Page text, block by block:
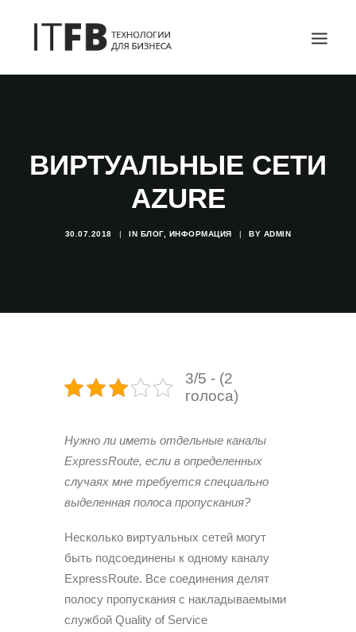
АДМИНИСТРИРОВАНИЕ СЕРВЕРОВ
ОТЗЫВЫ
ВИРТУАЛЬНЫЕ СЕТИ
AZURE
30.07.2018 | IN БЛОГ, ИНФОРМАЦИЯ | BY ADMIN
3/5 - (2
голоса)
Нужно ли иметь отдельные каналы
ExpressRoute, если в определенных
случаях мне требуется специально
выделенная полоса пропускания?
Несколько виртуальных сетей могут
быть подсоеди­нены к одному каналу
ExpressRoute. Все соединения делят
полосу пропускания с накладываемыми
служ­бой Quality of Service